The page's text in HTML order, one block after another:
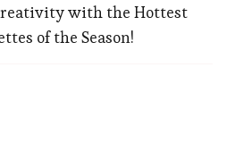
with the Hottest
of the Season!